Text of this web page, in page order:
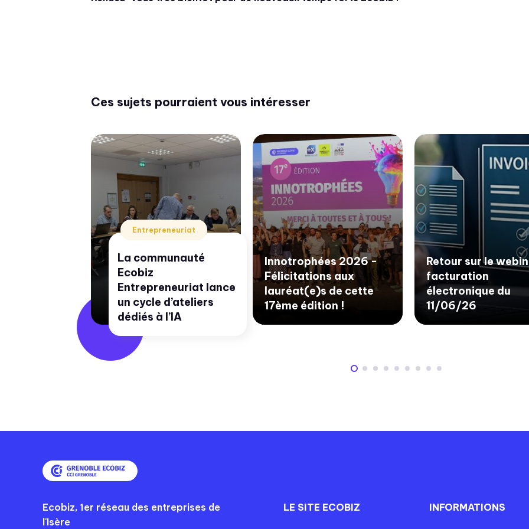
Ces sujets pourraient vous intéresser
Entrepreneuriat
La communauté
Ecobiz
Entrepreneuriat lance
un cycle d’ateliers
dédiés à l’IA
Innotrophées 2026 -
Félicitations aux
lauréat(e)s de cette
17ème édition !
Retour sur le
facturation
électronique du
11/06/26
Ecobiz, 1er réseau des entreprises de
l'Isère
LE SITE ECOBIZ INFORMATIONS